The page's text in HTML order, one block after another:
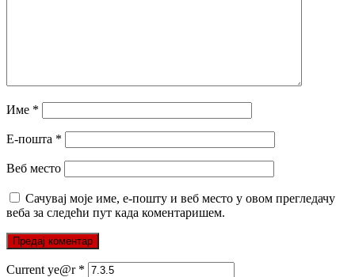
Име *
Е-пошта *
Веб место
Сачувај моје име, е-пошту и веб место у овом прегледачу
веба за следећи пут када коментаришем.
Current ye@r *